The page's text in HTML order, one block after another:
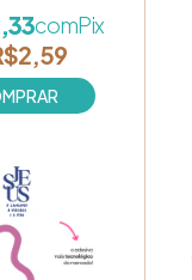
Faith" em
Ref. BM43
comPix